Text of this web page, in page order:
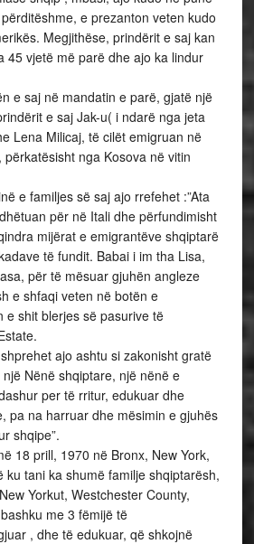
e prezanton veten kudo
Megjithëse, prindërit e saj kan
45 vjetë më parë dhe ajo ka lindur
e saj në mandatin e parë, gjatë një
e saj Jak-u( i ndarë nga jeta
Lena Milicaj, të cilët emigruan në
nga Kosova në vitin
e familjes së saj ajo rrefehet :”Ata
për në Itali dhe përfundimisht
mijërat e emigrantëve shqiptarë
të fundit. Babai i im tha Lisa,
për të mësuar gjuhën angleze
e shfaqi veten në botën e
e shit blerjes së pasurive të
ajo ashtu si zakonisht gratë
Nënë shqiptare, një nënë e
per të rritur, edukuar dhe
pa na harruar dhe mësimin e gjuhës
shqipe”.
18 prill, 1970 në Bronx, New York,
ku tani ka shumë familje shqiptarësh,
Yorkut, Westchester County,
me 3 fëmijë të
, dhe të edukuar, që shkojnë